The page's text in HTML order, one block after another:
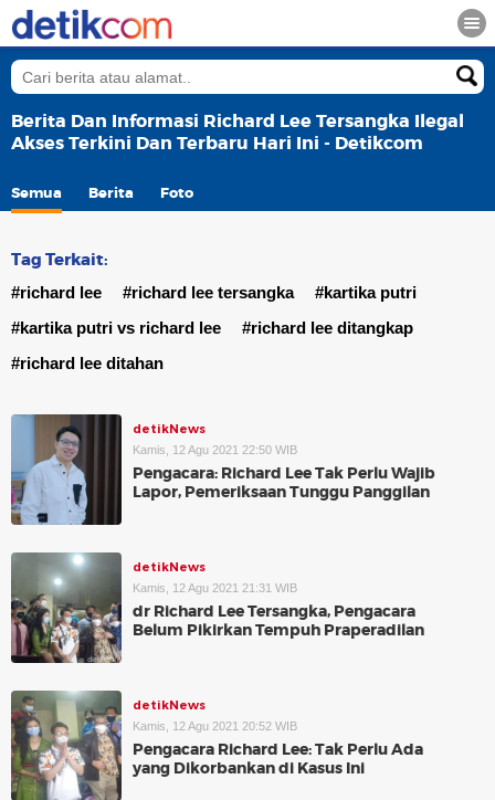
Berita Dan Informasi Richard Lee Tersangka Ilegal
Akses Terkini Dan Terbaru Hari Ini - Detikcom
Semua Berita Foto
Tag Terkait:
#richard lee #richard lee tersangka
#kartika putri
#kartika putri vs richard lee
#richard lee ditangkap
#richard lee ditahan
detikNews
Kamis, 12 Agu 2021 22:50 WIB
Pengacara: Richard Lee Tak Perlu Wajib
Lapor, Pemeriksaan Tunggu Panggilan
detikNews
Kamis, 12 Agu 2021 21:31 WIB
dr Richard Lee Tersangka, Pengacara
Belum Pikirkan Tempuh Praperadilan
detikNews
Kamis, 12 Agu 2021 20:52 WIB
Pengacara Richard Lee: Tak Perlu Ada
yang Dikorbankan di Kasus Ini